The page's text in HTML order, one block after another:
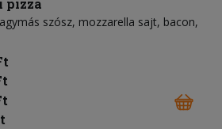
pizza
szósz mozzarella sajt bacon